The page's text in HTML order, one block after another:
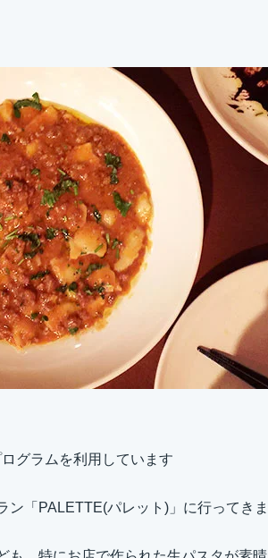
グラムを利用しています
「PALETTE(パレット)」に行ってきま